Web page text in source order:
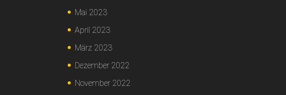
Mai 2023
April 2023
März 2023
Dezember 2022
November 2022